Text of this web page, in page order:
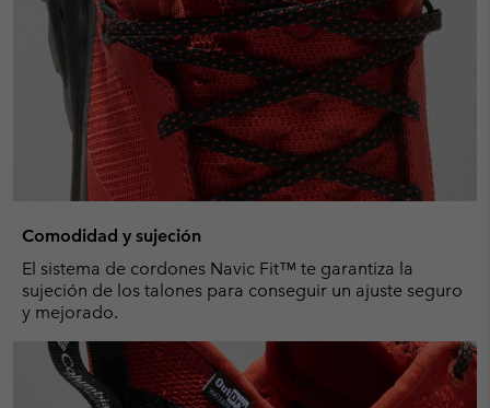
Comodidad y sujeción
El sistema de cordones Navic Fit™ te garantiza la
sujeción de los talones para conseguir un ajuste seguro
y mejorado.